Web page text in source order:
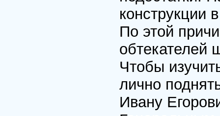
конструкции
По этой
обтекателей
Чтобы
лично
Ивану